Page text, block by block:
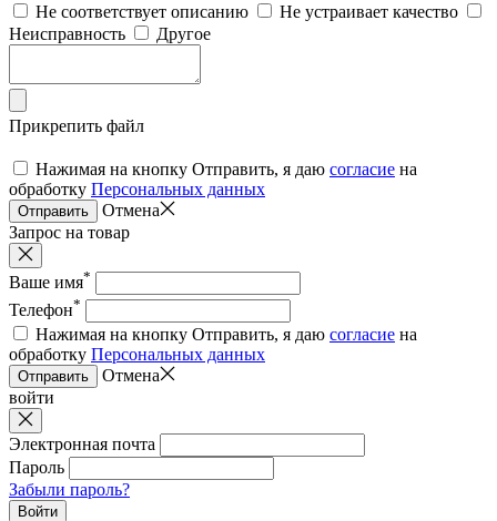
Не соответствует описанию
Не устраивает качество
Неисправность
Другое
Прикрепить файл
Нажимая на кнопку Отправить, я даю согласие на
обработку Персональных данных
Отправить
Отмена
Запрос на товар
Ваше имя*
Телефон*
Нажимая на кнопку Отправить, я даю согласие на
обработку Персональных данных
Отправить
Отмена
войти
Электронная почта
Пароль
Забыли пароль?
Войти